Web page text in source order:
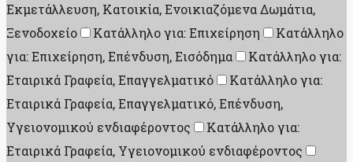
Εκμετάλλευση, Κατοικία, Ενοικιαζόμενα Δωμάτια,
Ξενοδοχείο
Κατάλληλο για: Επιχείρηση
Κατάλληλο
για: Επιχείρηση, Επένδυση, Εισόδημα
Κατάλληλο για:
Εταιρικά Γραφεία, Επαγγελματικό
Κατάλληλο για:
Εταιρικά Γραφεία, Επαγγελματικό, Επένδυση,
Υγειονομικού ενδιαφέροντος
Κατάλληλο για:
Εταιρικά Γραφεία, Υγειονομικού ενδιαφέροντος